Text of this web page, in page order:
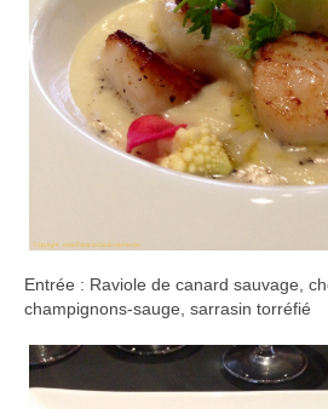
Entrée : Raviole de canard sauvage,
champignons-sauge, sarrasin torréfié